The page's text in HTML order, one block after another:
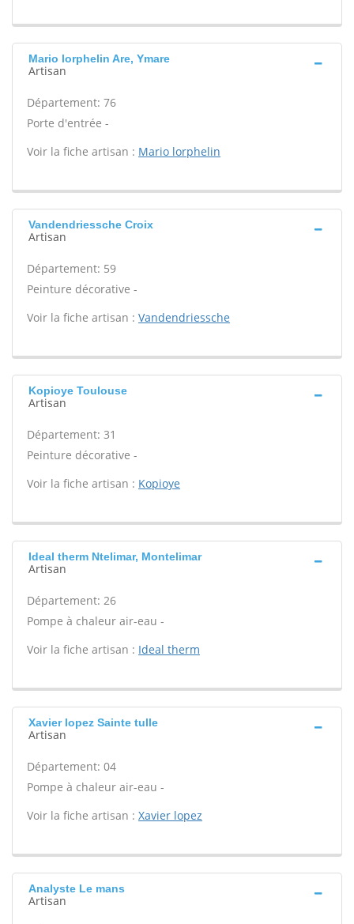
Mario lorphelin Are, Ymare
Artisan
Département: 76
Porte d'entrée -
Voir la fiche artisan : Mario lorphelin
Vandendriessche Croix
Artisan
Département: 59
Peinture décorative -
Voir la fiche artisan : Vandendriessche
Kopioye Toulouse
Artisan
Département: 31
Peinture décorative -
Voir la fiche artisan : Kopioye
Ideal therm Ntelimar, Montelimar
Artisan
Département: 26
Pompe à chaleur air-eau -
Voir la fiche artisan : Ideal therm
Xavier lopez Sainte tulle
Artisan
Département: 04
Pompe à chaleur air-eau -
Voir la fiche artisan : Xavier lopez
Analyste Le mans
Artisan